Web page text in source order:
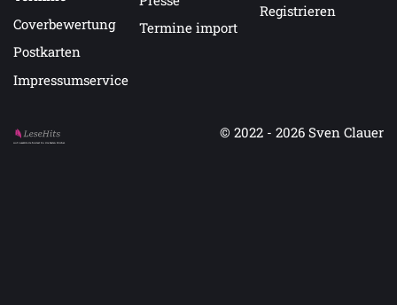
Coverbewertung
Postkarten
Impressumservice
Termine import
Registrieren
Auf LeseHits.de findest Du die besten Bücher.
© 2022 - 2026 Sven Clauer